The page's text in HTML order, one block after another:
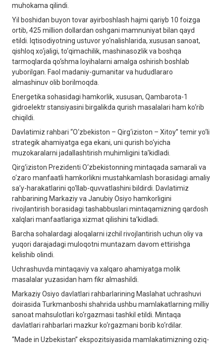
muhokama qilindi.
Yil boshidan buyon tovar ayirboshlash hajmi qariyb 10 foizga
ortib, 425 million dollardan oshgani mamnuniyat bilan qayd
etildi. Iqtisodiyotning ustuvor yo‘nalishlarida, xususan sanoat,
qishloq xo‘jaligi, to‘qimachilik, mashinasozlik va boshqa
tarmoqlarda qo‘shma loyihalarni amalga oshirish boshlab
yuborilgan. Faol madaniy-gumanitar va hududlararo
almashinuv olib borilmoqda.
Energetika sohasidagi hamkorlik, xususan, Qambarota-1
gidroelektr stansiyasini birgalikda qurish masalalari ham ko‘rib
chiqildi.
Davlatimiz rahbari “O‘zbekiston – Qirg‘iziston – Xitoy” temir yo‘li
strategik ahamiyatga ega ekani, uni qurish bo‘yicha
muzokaralarni jadallashtirish muhimligini ta’kidladi.
Qirg‘iziston Prezidenti O‘zbekistonning mintaqada samarali va
o‘zaro manfaatli hamkorlikni mustahkamlash borasidagi amaliy
sa’y-harakatlarini qo‘llab-quvvatlashini bildirdi. Davlatimiz
rahbarining Markaziy va Janubiy Osiyo hamkorligini
rivojlantirish borasidagi tashabbuslari mintaqamizning qardosh
xalqlari manfaatlariga xizmat qilishini ta’kidladi.
Barcha sohalardagi aloqalarni izchil rivojlantirish uchun oliy va
yuqori darajadagi muloqotni muntazam davom ettirishga
kelishib olindi.
Uchrashuvda mintaqaviy va xalqaro ahamiyatga molik
masalalar yuzasidan ham fikr almashildi.
Markaziy Osiyo davlatlari rahbarlarining Maslahat uchrashuvi
doirasida Turkmanboshi shahrida ushbu mamlakatlarning milliy
sanoat mahsulotlari ko‘rgazmasi tashkil etildi. Mintaqa
davlatlari rahbarlari mazkur ko‘rgazmani borib ko‘rdilar.
“Made in Uzbekistan” ekspozitsiyasida mamlakatimizning oziq-